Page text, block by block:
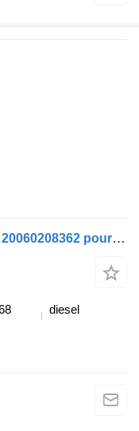
Bielle MAN Lions City A78 (01.04-) 20060208362 pour MAN Lion's bus (1991-)
diesel